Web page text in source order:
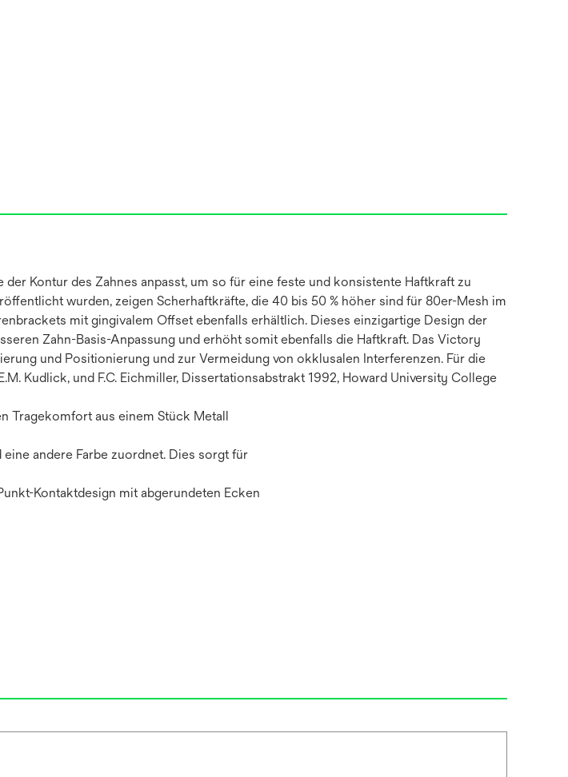
Kontur des Zahnes anpasst, um so für eine feste und konsistente Haftkraft zu
wurden, zeigen Scherhaftkräfte, die 40 bis 50 % höher sind für 80er-Mesh im
mit gingivalem Offset ebenfalls erhältlich. Dieses einzigartige Design der
Zahn-Basis-Anpassung und erhöht somit ebenfalls die Haftkraft. Das Victory
und Positionierung und zur Vermeidung von okklusalen Interferenzen. Für die
Kudlick, und F.C. Eichmiller, Dissertationsabstrakt 1992, Howard University College
Tragekomfort aus einem Stück Metall
andere Farbe zuordnet. Dies sorgt für
Kontaktdesign mit abgerundeten Ecken